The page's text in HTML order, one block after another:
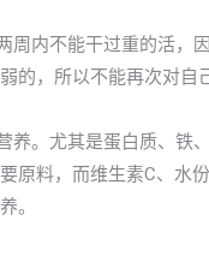
周内不能干过重的活，
的，所以不能再次对自
养。尤其是蛋白质、铁、
原料，而维生素C、水
。